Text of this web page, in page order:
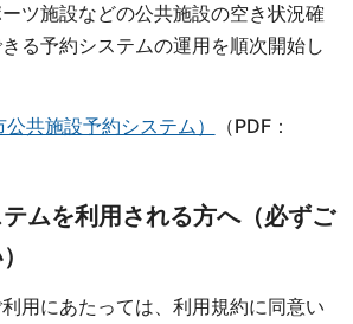
ツ施設などの公共施設の空き状況確
る予約システムの運用を順次開始し
共施設予約システム）
（PDF：
ムを利用される方へ（必ずご
用にあたっては、利用規約に同意い